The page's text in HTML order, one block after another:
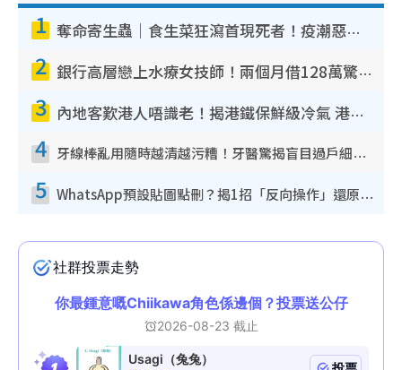
1 奪命寄生蟲｜食生菜狂瀉首現死者！疫潮惡化錄1.8萬宗病例 揭洗菜3大謬誤
2 銀行高層戀上水療女技師！兩個月借128萬驚覺「沉船」沉落火海 揭背後疑似邪教操控賣淫
3 內地客歎港人唔識老！揭港鐵保鮮級冷氣 港人求放過：咪投訴
4 牙線棒亂用隨時越清越污糟！牙醫驚揭盲目過戶細菌恐致蛀牙：呢種先係日常真保養
5 WhatsApp預設貼圖點刪？揭1招「反向操作」還原簡潔介面 附3步實測教學